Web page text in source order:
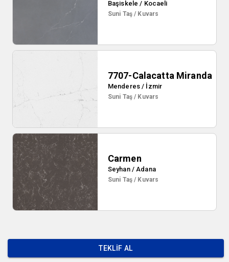
Başiskele / Kocaeli
Suni Taş / Kuvars
7707-Calacatta Miranda
Menderes / İzmir
Suni Taş / Kuvars
Carmen
Seyhan / Adana
Suni Taş / Kuvars
TEKLIF AL